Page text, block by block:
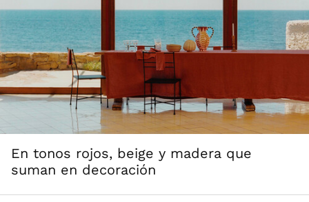
En tonos rojos, beige y madera que
suman en decoración